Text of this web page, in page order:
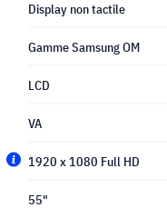
Display non tactile
Gamme Samsung OM
LCD
VA
1920 x 1080 Full HD
55"